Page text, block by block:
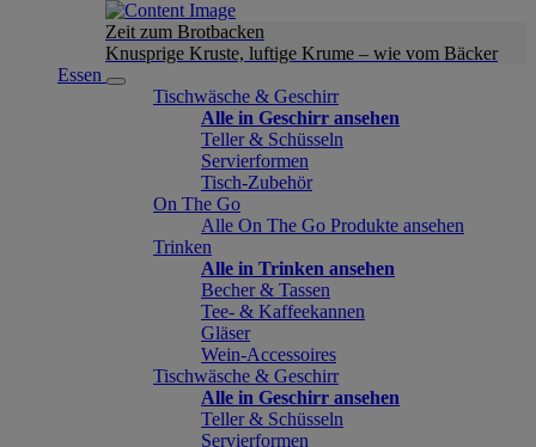
Zeit zum Brotbacken
Knusprige Kruste, luftige Krume – wie vom Bäcker
Essen
Tischwäsche & Geschirr
Alle in Geschirr ansehen
Teller & Schüsseln
Servierformen
Tisch-Zubehör
On The Go
Alle On The Go Produkte ansehen
Trinken
Alle in Trinken ansehen
Becher & Tassen
Tee- & Kaffeekannen
Gläser
Wein-Accessoires
Tischwäsche & Geschirr
Alle in Geschirr ansehen
Teller & Schüsseln
Servierformen